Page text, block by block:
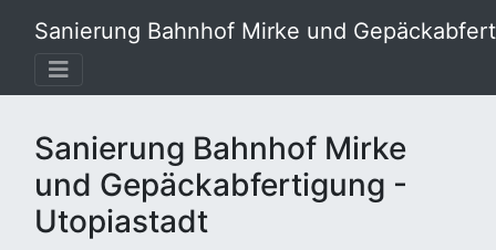
Sanierung Bahnhof Mirke und
Sanierung Bahnhof Mirke
und Gepäckabfertigung -
Utopiastadt